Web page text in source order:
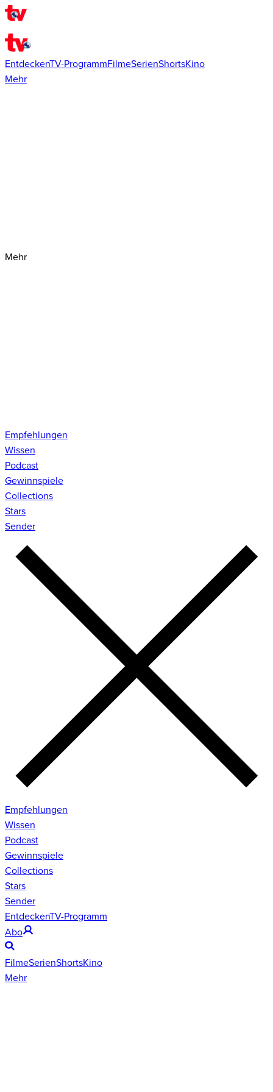
EntdeckenTV-ProgrammFilmeSerienShortsKino
Mehr
Mehr
Empfehlungen
Wissen
Podcast
Gewinnspiele
Collections
Stars
Sender
Empfehlungen
Wissen
Podcast
Gewinnspiele
Collections
Stars
Sender
EntdeckenTV-Programm
Abo
FilmeSerienShortsKino
Mehr